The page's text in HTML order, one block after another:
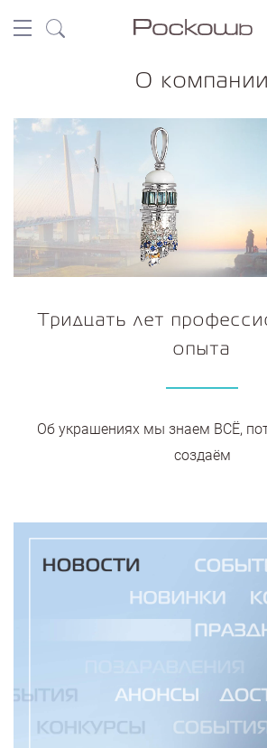
О компании
Тридцать лет
опыта
Об украшениях мы знаем ВСЁ,
создаём